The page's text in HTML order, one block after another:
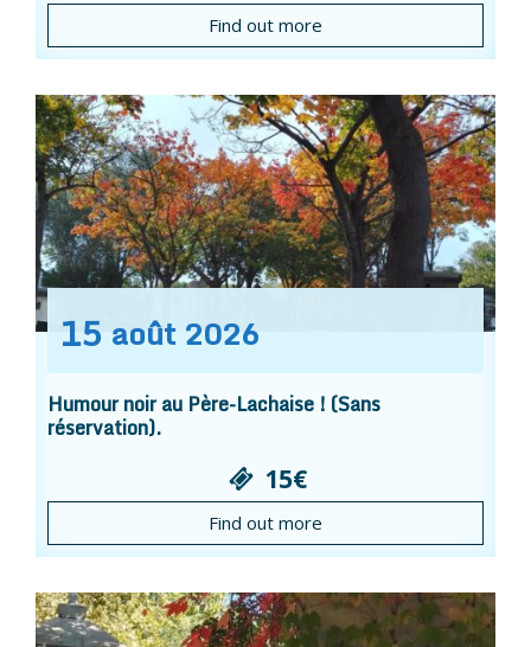
Find out more
15 août 2026
Humour noir au Père-Lachaise ! (Sans
réservation).
15€
Find out more